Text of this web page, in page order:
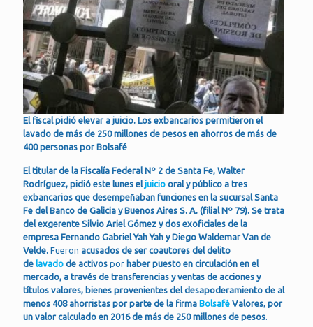
El fiscal pidió elevar a juicio. Los exbancarios permitieron el
lavado de más de 250 millones de pesos en ahorros de más de
400 personas por Bolsafé
El titular de la Fiscalía Federal Nº 2 de Santa Fe, Walter
Rodríguez, pidió este lunes eljuicio oral y público a tres
exbancarios que desempeñaban funciones en la sucursal Santa
Fe del Banco de Galicia y Buenos Aires S. A. (filial Nº 79). Se trata
del exgerente Silvio Ariel Gómez y dos exoficiales de la
empresa Fernando Gabriel Yah Yah y Diego Waldemar Van de
Velde. Fueron acusados de ser coautores del delito
de lavado de activos por haber puesto en circulación en el
mercado, a través de transferencias y ventas de acciones y
títulos valores, bienes provenientes del desapoderamiento de al
menos 408 ahorristas por parte de la firma Bolsafé Valores, por
un valor calculado en 2016 de más de 250 millones de pesos.